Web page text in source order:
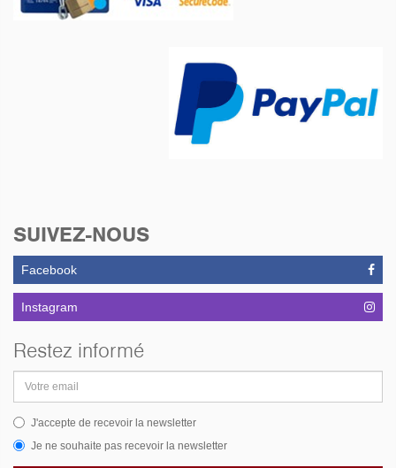
SUIVEZ-NOUS
Facebook
Instagram
Restez informé
email
J'accepte de recevoir la newsletter
Je ne souhaite pas recevoir la newsletter